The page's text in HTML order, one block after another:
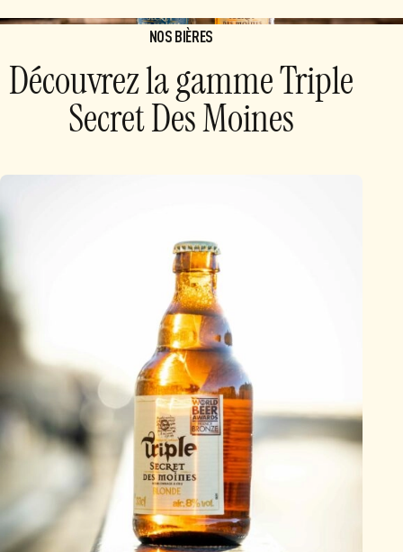
NOS BIÈRES
Découvrez la gamme Triple
Secret Des Moines